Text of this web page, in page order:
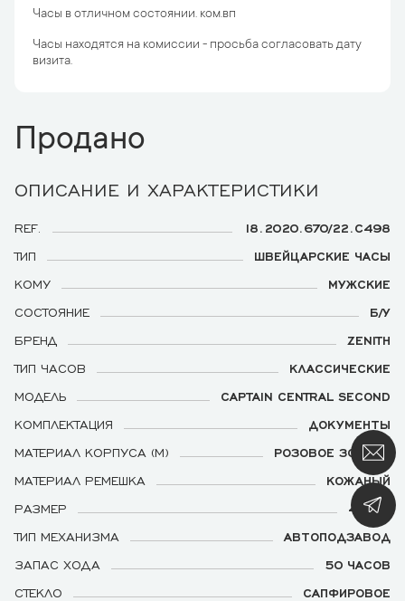
Часы в отличном состоянии. ком.вп
Часы находятся на комиссии - просьба согласовать дату
визита.
Продано
ОПИСАНИЕ И ХАРАКТЕРИСТИКИ
REF.
18.2020.670/22.C498
ТИП
ШВЕЙЦАРСКИЕ ЧАСЫ
КОМУ
МУЖСКИЕ
СОСТОЯНИЕ
Б/У
БРЕНД
ZENITH
ТИП ЧАСОВ
КЛАССИЧЕСКИЕ
МОДЕЛЬ
CAPTAIN CENTRAL SECOND
КОМПЛЕКТАЦИЯ
ДОКУМЕНТЫ
МАТЕРИАЛ КОРПУСА (М)
РОЗОВОЕ ЗОЛОТО
МАТЕРИАЛ РЕМЕШКА
КОЖАНЫЙ
РАЗМЕР
40 ММ
ТИП МЕХАНИЗМА
АВТОПОДЗАВОД
ЗАПАС ХОДА
50 ЧАСОВ
СТЕКЛО
САПФИРОВОЕ